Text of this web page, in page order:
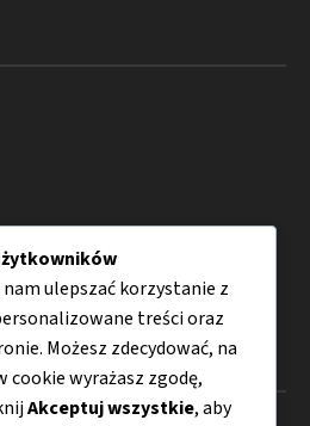
ulepszać korzystanie z
treści oraz
Możesz zdecydować, na
wyrażasz zgodę,
Akceptuj wszystkie, aby